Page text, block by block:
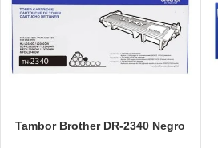
Tambor Brother DR-2340 Negro